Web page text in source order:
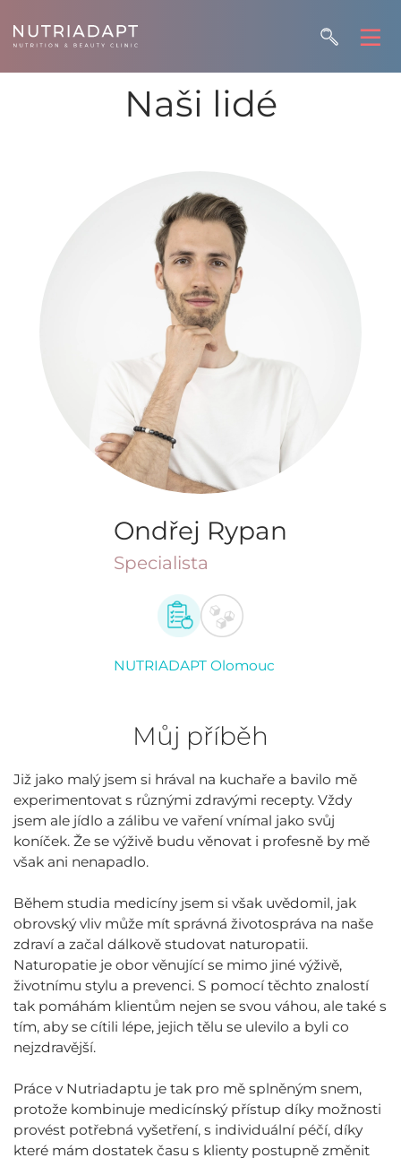
Naši lidé
Ondřej Rypan
Specialista
NUTRIADAPT Olomouc
Můj příběh
Již jako malý jsem si hrával na kuchaře a bavilo mě
experimentovat s různými zdravými recepty. Vždy
jsem ale jídlo a zálibu ve vaření vnímal jako svůj
koníček. Že se výživě budu věnovat i profesně by mě
však ani nenapadlo.
Během studia medicíny jsem si však uvědomil, jak
obrovský vliv může mít správná životospráva na naše
zdraví a začal dálkově studovat naturopatii.
Naturopatie je obor věnující se mimo jiné výživě,
životnímu stylu a prevenci. S pomocí těchto znalostí
tak pomáhám klientům nejen se svou váhou, ale také s
tím, aby se cítili lépe, jejich tělu se ulevilo a byli co
nejzdravější.
Práce v Nutriadaptu je tak pro mě splněným snem,
protože kombinuje medicínský přístup díky možnosti
provést potřebná vyšetření, s individuální péčí, díky
které mám dostatek času s klienty postupně změnit